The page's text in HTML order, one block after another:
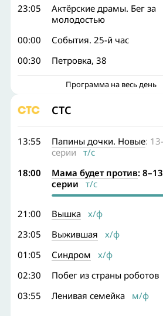
23:05
Актёрские драмы. Бег за
молодостью
00:00
События. 25-й час
00:30
Петровка, 38
Программа на весь день
СТС
13:55 Папины дочки. Новые:
серии т/с
18:00
Мама будет против: 8–13
серии т/с
21:00 Вышка х/ф
23:05
Выжившая х/ф
01:05
Синдром х/ф
02:30
Побег из страны роботов
03:55
Ленивая семейка м/ф